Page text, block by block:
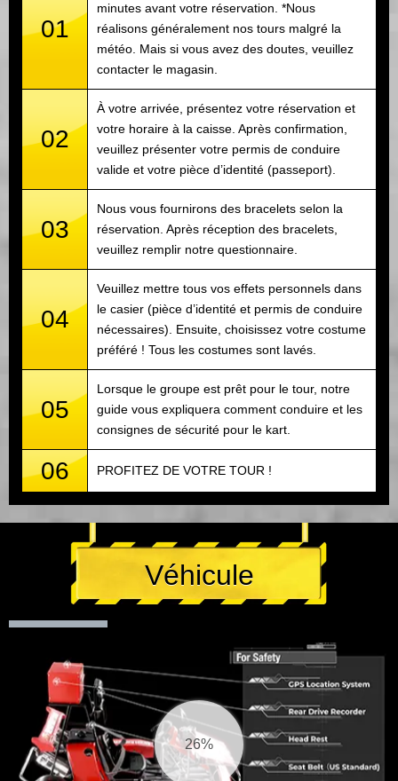
01
minutes avant votre réservation. *Nous
réalisons généralement nos tours malgré la
météo. Mais si vous avez des doutes, veuillez
contacter le magasin.
02
À votre arrivée, présentez votre réservation et
votre horaire à la caisse. Après confirmation,
veuillez présenter votre permis de conduire
valide et votre pièce d’identité (passeport).
03
Nous vous fournirons des bracelets selon la
réservation. Après réception des bracelets,
veuillez remplir notre questionnaire.
04
Veuillez mettre tous vos effets personnels dans
le casier (pièce d’identité et permis de conduire
nécessaires). Ensuite, choisissez votre costume
préféré ! Tous les costumes sont lavés.
05
Lorsque le groupe est prêt pour le tour, notre
guide vous expliquera comment conduire et les
consignes de sécurité pour le kart.
06 PROFITEZ DE VOTRE TOUR !
Véhicule
27%